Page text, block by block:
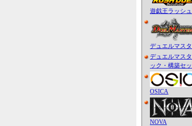
遊戯王ラッシ
デュエルマス
デュエルマス
ック・構築セ
OSICA
NOVA